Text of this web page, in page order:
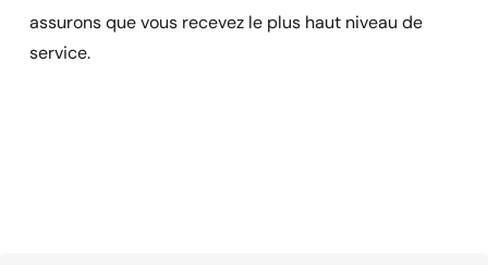
assurons que vous recevez le plus haut niveau de
service.